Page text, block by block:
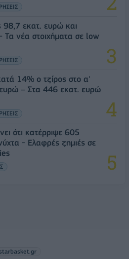
98,7 εκατ. ευρώ και
νέα στοιχήματα σε low
14% ο τζίρος στο α'
– Στα 446 εκατ. ευρώ
ότι κατέρριψε 605
- Ελαφρές ζημιές σε